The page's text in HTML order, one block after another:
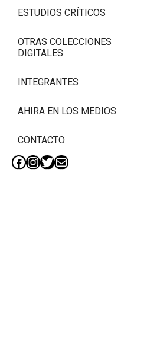
ESTUDIOS CRÍTICOS
OTRAS COLECCIONES
DIGITALES
INTEGRANTES
AHIRA EN LOS MEDIOS
CONTACTO
Facebook
Instagram
Twitter
Mail